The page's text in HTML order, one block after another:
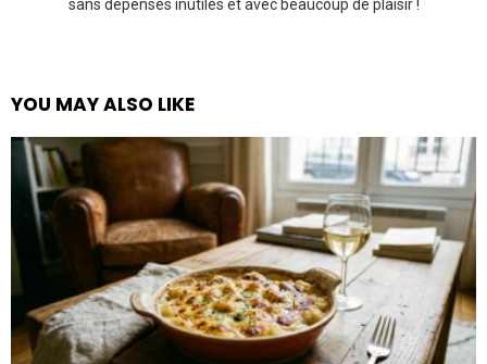
sans dépenses inutiles et avec beaucoup de plaisir !
YOU MAY ALSO LIKE